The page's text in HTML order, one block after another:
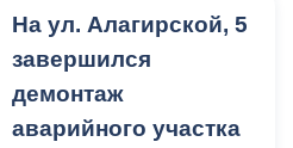
кредитам участникам СВО
до - 10 000 000 рублей.
Рассматриваются
На ул. Алагирской, 5
завершился
демонтаж
аварийного участка